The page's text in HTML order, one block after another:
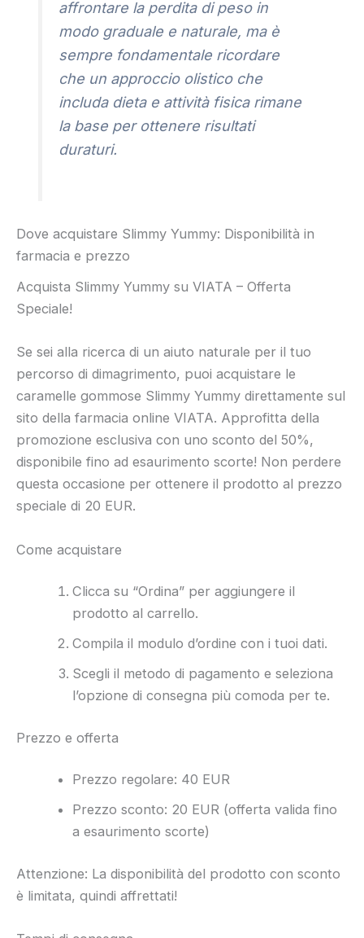
affrontare la perdita di peso in
modo graduale e naturale, ma è
sempre fondamentale ricordare
che un approccio olistico che
includa dieta e attività fisica rimane
la base per ottenere risultati
duraturi.
Dove acquistare Slimmy Yummy: Disponibilità in
farmacia e prezzo
Acquista Slimmy Yummy su VIATA – Offerta
Speciale!
Se sei alla ricerca di un aiuto naturale per il tuo
percorso di dimagrimento, puoi acquistare le
caramelle gommose Slimmy Yummy direttamente sul
sito della farmacia online VIATA. Approfitta della
promozione esclusiva con uno sconto del 50%,
disponibile fino ad esaurimento scorte! Non perdere
questa occasione per ottenere il prodotto al prezzo
speciale di 20 EUR.
Come acquistare
Clicca su “Ordina” per aggiungere il
prodotto al carrello.
Compila il modulo d’ordine con i tuoi dati.
Scegli il metodo di pagamento e seleziona
l’opzione di consegna più comoda per te.
Prezzo e offerta
Prezzo regolare: 40 EUR
Prezzo sconto: 20 EUR (offerta valida fino
a esaurimento scorte)
Attenzione: La disponibilità del prodotto con sconto
è limitata, quindi affrettati!